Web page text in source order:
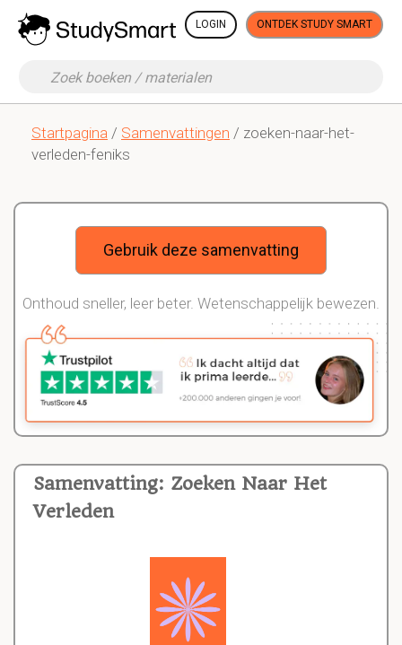
LOGIN ONTDEK STUDY SMART
Startpagina / Samenvattingen / zoeken-naar-het-
verleden-feniks
Samenvatting: Zoeken Naar Het
Verleden
Gebruik deze samenvatting
Onthoud sneller, leer beter. Wetenschappelijk bewezen.